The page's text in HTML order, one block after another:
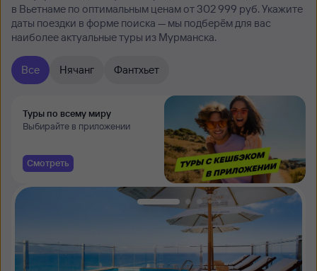
в Вьетнаме по оптимальным ценам от 302 ⁠999 руб. Укажите
даты поездки в форме поиска — мы подберём для вас
наиболее актуальные туры из Мурманска.
Все Нячанг Фантхьет
Туры по всему миру
Выбирайте в приложении
Смотреть